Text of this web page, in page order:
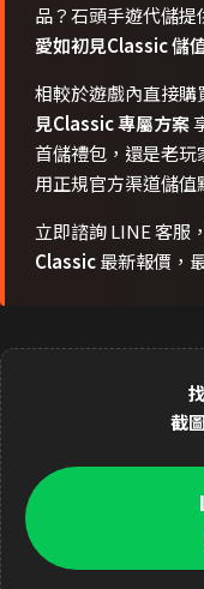
品？石頭手遊代儲
愛如初見Classic 儲
相較於遊戲內直接購
見Classic 專屬方案
首儲禮包，還是老
用正規官方渠道儲值
立即諮詢 LINE 客服
Classic最新報價，
截